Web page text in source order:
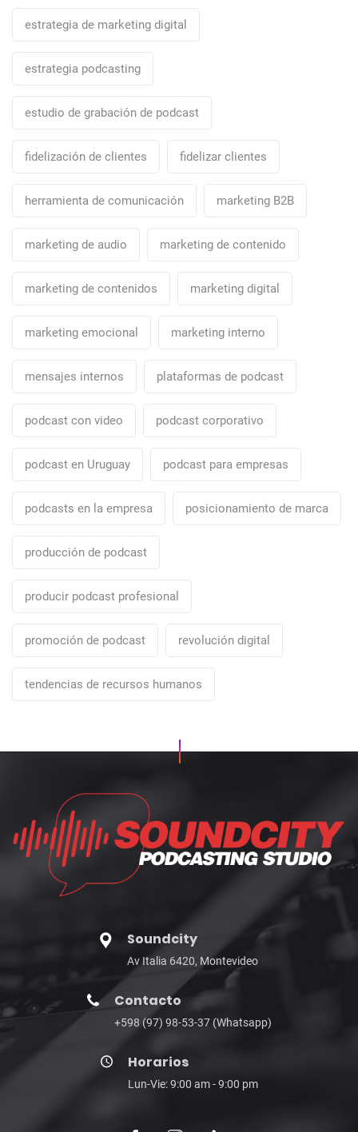
estrategia de marketing digital
estrategia podcasting
estudio de grabación de podcast
fidelización de clientes fidelizar clientes
herramienta de comunicación marketing B2B
marketing de audio marketing de contenido
marketing de contenidos marketing digital
marketing emocional marketing interno
mensajes internos plataformas de podcast
podcast con video podcast corporativo
podcast en Uruguay podcast para empresas
podcasts en la empresa posicionamiento de marca
producción de podcast
producir podcast profesional
promoción de podcast revolución digital
tendencias de recursos humanos
Soundcity
Av Italia 6420, Montevideo
Contacto
+598 (97) 98-53-37 (Whatsapp)
Horarios
Lun-Vie: 9:00 am - 9:00 pm